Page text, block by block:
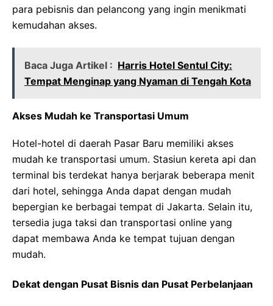
para pebisnis dan pelancong yang ingin menikmati
kemudahan akses.
Baca Juga Artikel : Harris Hotel Sentul City:
Tempat Menginap yang Nyaman di Tengah Kota
Akses Mudah ke Transportasi Umum
Hotel-hotel di daerah Pasar Baru memiliki akses
mudah ke transportasi umum. Stasiun kereta api dan
terminal bis terdekat hanya berjarak beberapa menit
dari hotel, sehingga Anda dapat dengan mudah
bepergian ke berbagai tempat di Jakarta. Selain itu,
tersedia juga taksi dan transportasi online yang
dapat membawa Anda ke tempat tujuan dengan
mudah.
Dekat dengan Pusat Bisnis dan Pusat Perbelanjaan